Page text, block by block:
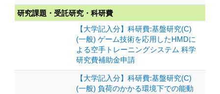
研究課題・受託研究・科研費
【大学記入分】科研費:基盤研究(C)
(一般) ゲーム技術を応用したHMDに
よる空手トレーニングシステム 科学
研究費補助金申請
【大学記入分】科研費:基盤研究(C)
(一般) 負荷のかかる環境下での能動